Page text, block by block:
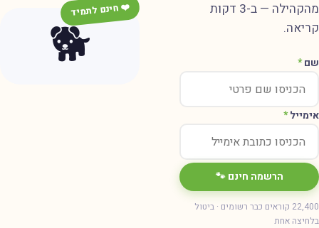
מהקהילה — ב-3 דקות
*
*
הרשמה חינם 🐾
22,400 קוראים כבר רשומים · ביטול
אחת
🐕
❤️ חינם לתמיד